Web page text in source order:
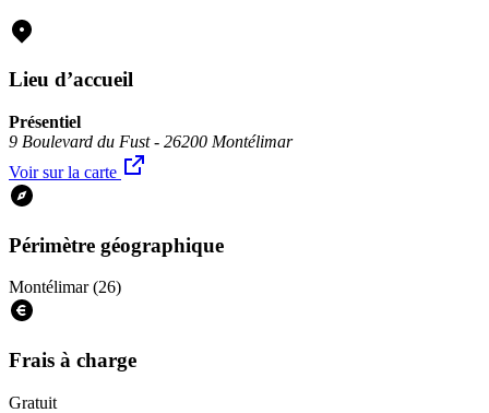
Lieu d’accueil
Présentiel
9 Boulevard du Fust - 26200 Montélimar
Voir sur la carte
Périmètre géographique
Montélimar (26)
Frais à charge
Gratuit